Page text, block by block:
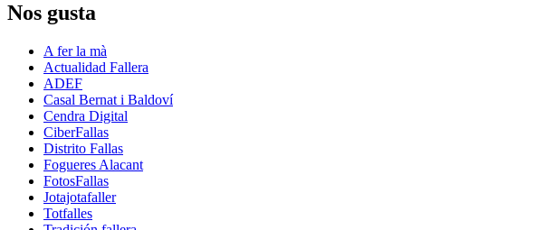
Nos gusta
A fer la mà
Actualidad Fallera
ADEF
Casal Bernat i Baldoví
Cendra Digital
CiberFallas
Distrito Fallas
Fogueres Alacant
FotosFallas
Jotajotafaller
Totfalles